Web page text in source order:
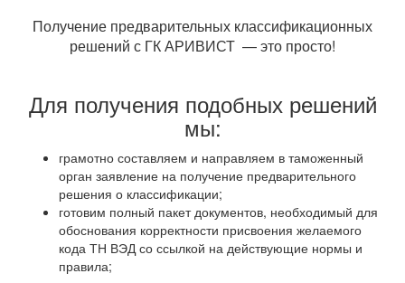
Получение предварительных классификационных
решений с ГК АРИВИСТ — это просто!
Для получения подобных решений
мы:
грамотно составляем и направляем в таможенный
орган заявление на получение предварительного
решения о классификации;
готовим полный пакет документов, необходимый для
обоснования корректности присвоения желаемого
кода ТН ВЭД со ссылкой на действующие нормы и
правила;